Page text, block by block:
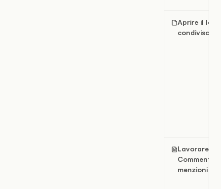
Aprire il
condiviso
Lavorare
Commenti e
menzioni